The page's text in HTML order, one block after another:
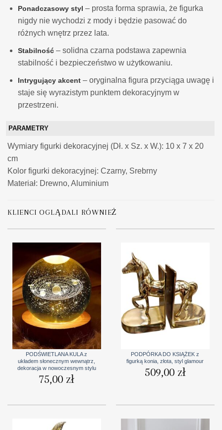
Ponadczasowy styl – prosta forma sprawia, że figurka
nigdy nie wychodzi z mody i będzie pasować do
różnych wnętrz przez lata.
Stabilność– solidna czarna podstawa zapewnia
stabilność i bezpieczeństwo w użytkowaniu.
Intrygujący akcent– oryginalna figura przyciąga uwagę i
staje się wyrazistym punktem dekoracyjnym w
przestrzeni.
PARAMETRY
Wymiary figurki dekoracyjnej (Dł. x Sz. x W.): 10 x 7 x 20
cm
Kolor figurki dekoracyjnej: Czarny, Srebrny
Materiał: Drewno, Aluminium
KLIENCI OGLĄDALI RÓWNIEŻ
PODŚWIETLANA KULA z
układem słonecznym wewnątrz,
dekoracja w nowoczesnym stylu
75,00 zł
PODPÓRKA DO KSIĄŻEK z
figurką konia, złota, styl glamour
509,00 zł